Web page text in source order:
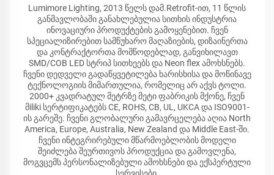
Lumimore Lighting, 2013 წელს დამ.Retrofit-ით, 11 წლის
განმავლობაში განახლებულია სითხის ინდუსტრია
ინოვაციური პროდუქტების გამოყენებით. ჩვენ
სპეციალიზირებით სამწუხარო მაღაზიების, დიზაინერთა
და კონტრაქტორთა მომწოდებლად, განვიხილავთ
SMD/COB LED სტრიპ სითხეებს და Neon flex ამოხსნებს.
ჩვენი დედველი გადაწყვეტილება ხარისხისა და მოწინავე
ტექნოლოგიის მიმართულია, რომელიც არ აქვს ტოლი.
2000+ კვადრატულ მეტრზე მეტი ფაბრიკის მქონე, ჩვენ
მiliki სერტიფიკატებს CE, ROHS, CB, UL, UKCA და ISO9001-
ის გარეშე. ჩვენი გლობალური გამავრცელება აღია North
America, Europe, Australia, New Zealand და Middle East-ში.
ჩვენი ინტეგრირებული მწარმოებლობის მოდელი
შეიძლება შეურთივოს პროდუქცია და გამოვლენა,
მოგვცემს პერსონალიზებული ამოხსნები და ექსპერტული